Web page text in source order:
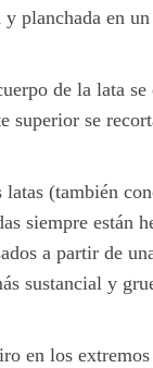
planchada en
de la lata se
superior se
(también
siempre están
a partir de
sustancial y
en los extremos